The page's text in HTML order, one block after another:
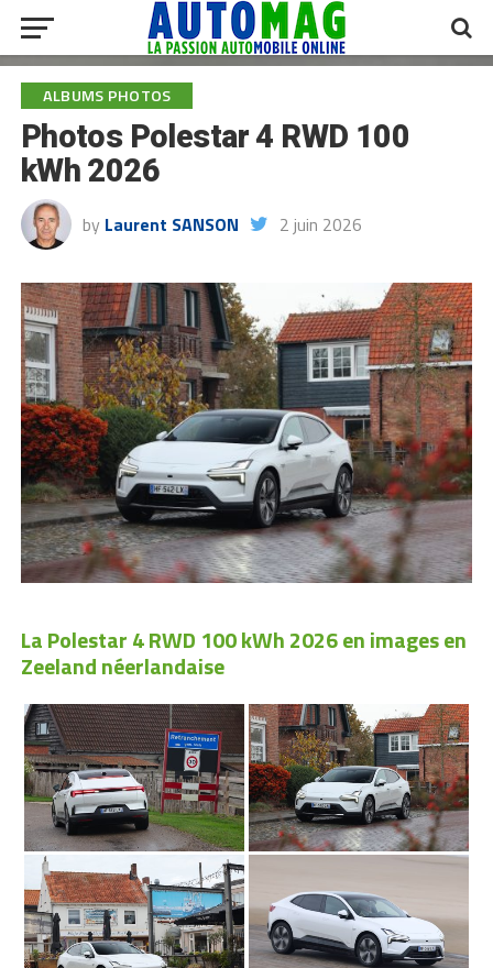
ALBUMS PHOTOS
Photos Polestar 4 RWD 100
kWh 2026
by Laurent SANSON 2 juin 2026
La Polestar 4 RWD 100 kWh 2026 en images en
Zeeland néerlandaise